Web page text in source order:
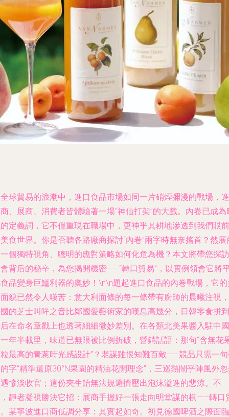
球貿易的浪潮中，進口食品市場如同一片硝煙彌漫的戰場，進
、展商、消費者皆體驗著一場“神仙打架”的大戲。內卷已成為
定義詞，它不僅重現在職場中，更神乎其耕地滲透到我們眼前
食世界。你是否聽各路廠商探討“內卷”兩字時無奈搖首？然展
個獨特視角、聰明的應對策略如何化危為機？本文將帶您探訪
背后的秘辛，為您揭開機密——“轉口貿易”，以實例領會它將
品變身巨鱷利器的奧妙！\n\n題起進口食品的內卷戰場，它
貌已然令人嘆苦：意大利面條的每一條帶有廚師的晨曦注視，
的芝士叫哞之音比鄰國愛藝術家的嘆息高幾分，日韓零食拼到
在命名章戳上也透著細細微妙差別。在各類北美果醬入駐中國
年半載里，味道已無限被比例折破，營銷話語：那句“含無花
最高的青蔥時光感設計”？老謀雖恨知難百敵——競品只需一
字“精準還原30°N果園的精油花開理念”，三巡熱鬧乎陣風外
慘淡收官；這份夾生飴無法規避擠壓出泡沫溢進的悲涼。不
靜者凝視勝決它招：展商手握好一張走向明堂謀的棋——轉口
某寧波進口商低調分享：其實起如奇。初見德國啤酒之際面臨